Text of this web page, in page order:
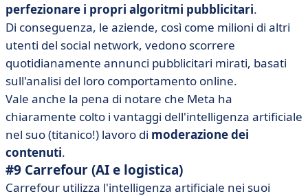
perfezionare i propri algoritmi pubblicitari.
Di conseguenza, le aziende, così come milioni di altri
utenti del social network, vedono scorrere
quotidianamente annunci pubblicitari mirati, basati
sull'analisi del loro comportamento online.
Vale anche la pena di notare che Meta ha
chiaramente colto i vantaggi dell'intelligenza artificiale
nel suo (titanico!) lavoro di moderazione dei
contenuti.
#9 Carrefour (AI e logistica)
Carrefour utilizza l'intelligenza artificiale nei suoi